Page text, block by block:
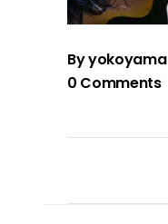
Byyokoyama
0 Comments